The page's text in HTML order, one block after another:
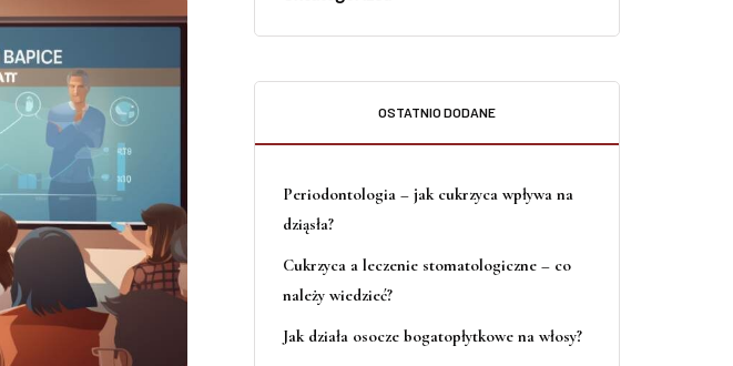
OSTATNIO DODANE
Periodontologia – jak cukrzyca wpływa na
dziąsła?
Cukrzyca a leczenie stomatologiczne – co
należy wiedzieć?
Jak działa osocze bogatopłytkowe na włosy?